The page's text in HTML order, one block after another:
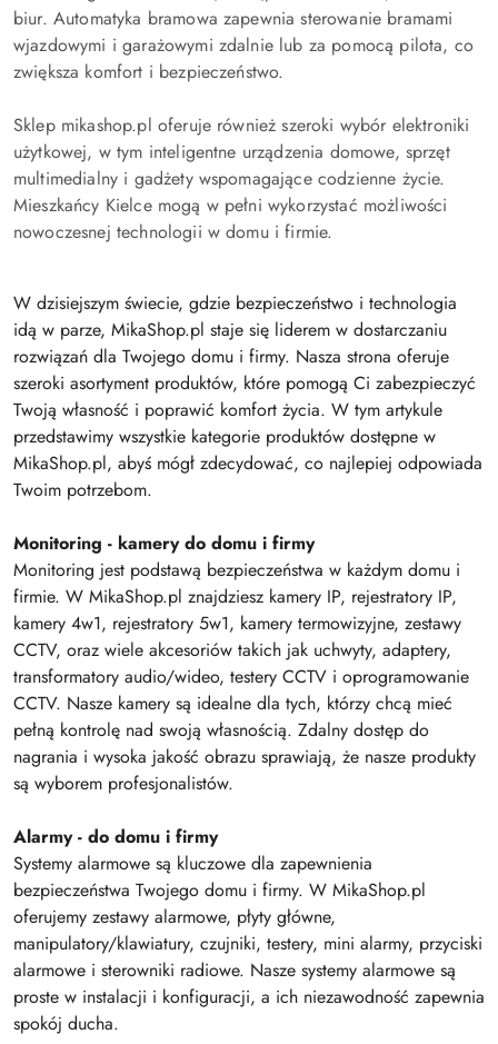
biur. Automatyka bramowa zapewnia sterowanie bramami
wjazdowymi i garażowymi zdalnie lub za pomocą pilota, co
zwiększa komfort i bezpieczeństwo.
Sklep mikashop.pl oferuje również szeroki wybór elektroniki
użytkowej, w tym inteligentne urządzenia domowe, sprzęt
multimedialny i gadżety wspomagające codzienne życie.
Mieszkańcy Kielce mogą w pełni wykorzystać możliwości
nowoczesnej technologii w domu i firmie.
W dzisiejszym świecie, gdzie bezpieczeństwo i technologia
idą w parze, MikaShop.pl staje się liderem w dostarczaniu
rozwiązań dla Twojego domu i firmy. Nasza strona oferuje
szeroki asortyment produktów, które pomogą Ci zabezpieczyć
Twoją własność i poprawić komfort życia. W tym artykule
przedstawimy wszystkie kategorie produktów dostępne w
MikaShop.pl, abyś mógł zdecydować, co najlepiej odpowiada
Twoim potrzebom.
Monitoring - kamery do domu i firmy
Monitoring jest podstawą bezpieczeństwa w każdym domu i
firmie. W MikaShop.pl znajdziesz kamery IP, rejestratory IP,
kamery 4w1, rejestratory 5w1, kamery termowizyjne, zestawy
CCTV, oraz wiele akcesoriów takich jak uchwyty, adaptery,
transformatory audio/wideo, testery CCTV i oprogramowanie
CCTV. Nasze kamery są idealne dla tych, którzy chcą mieć
pełną kontrolę nad swoją własnością. Zdalny dostęp do
nagrania i wysoka jakość obrazu sprawiają, że nasze produkty
są wyborem profesjonalistów.
Alarmy - do domu i firmy
Systemy alarmowe są kluczowe dla zapewnienia
bezpieczeństwa Twojego domu i firmy. W MikaShop.pl
oferujemy zestawy alarmowe, płyty główne,
manipulatory/klawiatury, czujniki, testery, mini alarmy, przyciski
alarmowe i sterowniki radiowe. Nasze systemy alarmowe są
proste w instalacji i konfiguracji, a ich niezawodność zapewnia
spokój ducha.